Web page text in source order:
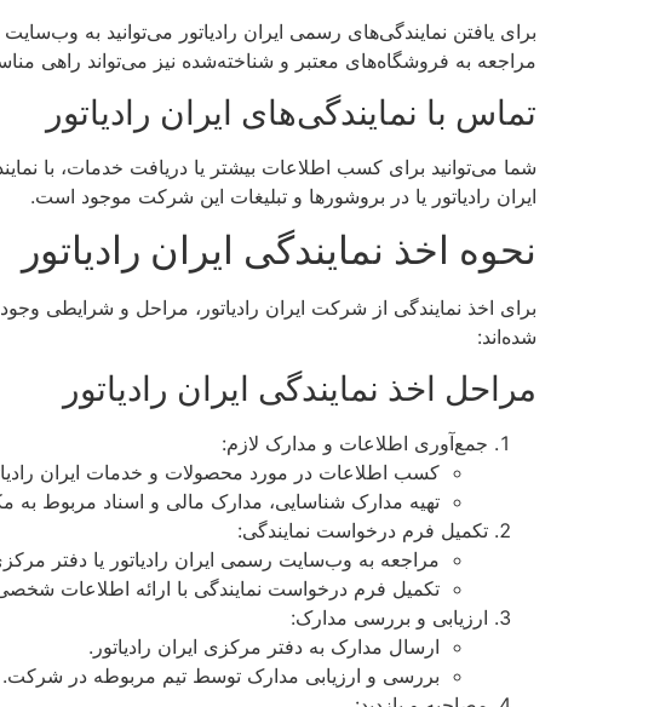
برای یافتن نمایندگی‌های رسمی ایران رادیاتور می‌توانید به
مراجعه به فروشگاه‌های معتبر و شناخته‌شده نیز می‌تواند راهی
تماس با نمایندگی‌های ایران رادیاتور
شما می‌توانید برای کسب اطلاعات بیشتر یا دریافت خدمات، با
ایران رادیاتور یا در بروشورها و تبلیغات این شرکت موجود است.
نحوه اخذ نمایندگی ایران رادیاتور
برای اخذ نمایندگی از شرکت ایران رادیاتور، مراحل و شرایطی
شده‌اند:
مراحل اخذ نمایندگی ایران رادیاتور
جمع‌آوری اطلاعات و مدارک لازم:
کسب اطلاعات در مورد محصولات و خدمات ایران
تهیه مدارک شناسایی، مدارک مالی و اسناد مربوط به
تکمیل فرم درخواست نمایندگی:
مراجعه به وب‌سایت رسمی ایران رادیاتور یا دفتر
تکمیل فرم درخواست نمایندگی با ارائه اطلاعات
ارزیابی و بررسی مدارک:
ارسال مدارک به دفتر مرکزی ایران رادیاتور.
بررسی و ارزیابی مدارک توسط تیم مربوطه در شرکت.